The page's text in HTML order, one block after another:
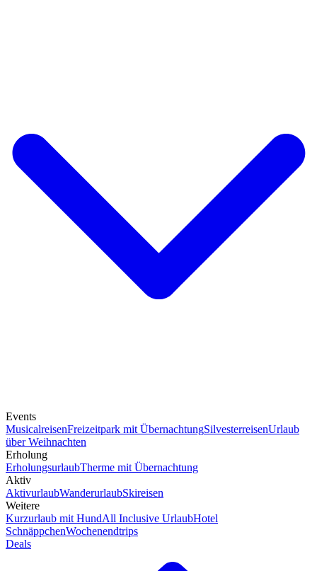
Events
MusicalreisenFreizeitpark mit ÜbernachtungSilvesterreisenUrlaub
über Weihnachten
Erholung
ErholungsurlaubTherme mit Übernachtung
Aktiv
AktivurlaubWanderurlaubSkireisen
Weitere
Kurzurlaub mit HundAll Inclusive UrlaubHotel
SchnäppchenWochenendtrips
Deals